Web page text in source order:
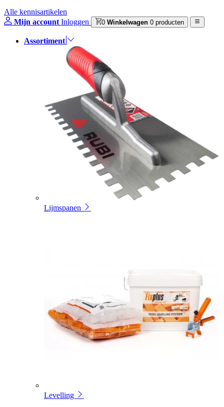
Alle kennisartikelen
Mijn account Inloggen 0 Winkelwagen 0 producten
Assortiment
Lijmspanen
Levelling